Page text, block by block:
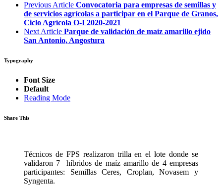
Previous Article Convocatoria para empresas de semillas y
de servicios agrícolas a participar en el Parque de Granos,
Ciclo Agrícola O-I 2020-2021
Next Article Parque de validación de maíz amarillo ejido
San Antonio, Angostura
Typography
Font Size
Default
Reading Mode
Share This
Técnicos de FPS realizaron trilla en el lote donde se
validaron 7
híbridos de maíz amarillo de 4 empresas
participantes: Semillas Ceres, Croplan, Novasem y
Syngenta.